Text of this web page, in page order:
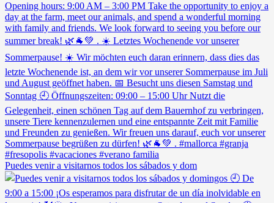
Puedes venir a visitarnos todos los sábados y dom